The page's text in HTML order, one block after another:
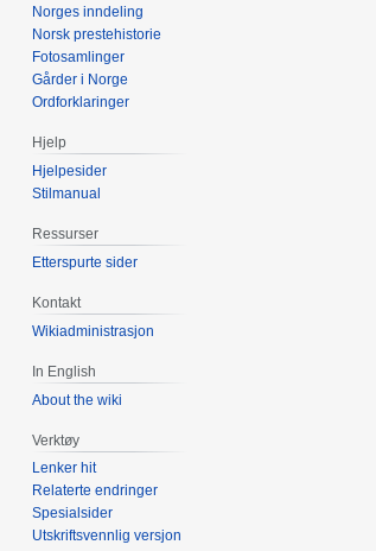
Norges inndeling
Norsk prestehistorie
Fotosamlinger
Gårder i Norge
Ordforklaringer
Hjelp
Hjelpesider
Stilmanual
Ressurser
Etterspurte sider
Kontakt
Wikiadministrasjon
In English
About the wiki
Verktøy
Lenker hit
Relaterte endringer
Spesialsider
Utskriftsvennlig versjon